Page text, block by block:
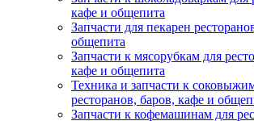
кафе и общепита
Запчасти для пекарен
общепита
Запчасти к мясорубкам для
кафе и общепита
Техника и запчасти к
ресторанов, баров, кафе и
Запчасти к кофемашинам для